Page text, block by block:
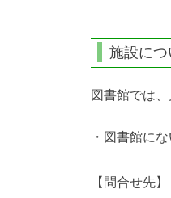
施設につ
図書館では
・図書館に
【問合せ先】